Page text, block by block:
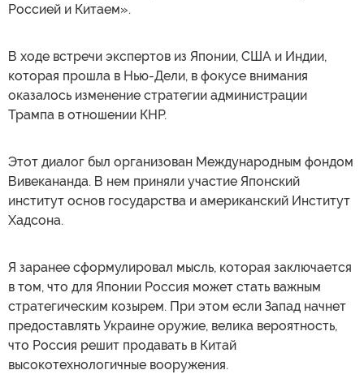
Россией и Китаем».
В ходе встречи экспертов из Японии, США и Индии,
которая прошла в Нью-Дели, в фокусе внимания
оказалось изменение стратегии администрации
Трампа в отношении КНР.
Этот диалог был организован Международным фондом
Вивекананда. В нем приняли участие Японский
институт основ государства и американский Институт
Хадсона.
Я заранее сформулировал мысль, которая заключается
в том, что для Японии Россия может стать важным
стратегическим козырем. При этом если Запад начнет
предоставлять Украине оружие, велика вероятность,
что Россия решит продавать в Китай
высокотехнологичные вооружения.